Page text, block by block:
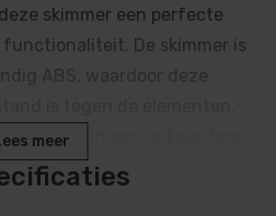
skimmer een perfecte
De skimmer is
ABS, waardoor deze
geleverd in een enkele doos,
opslag en
meer